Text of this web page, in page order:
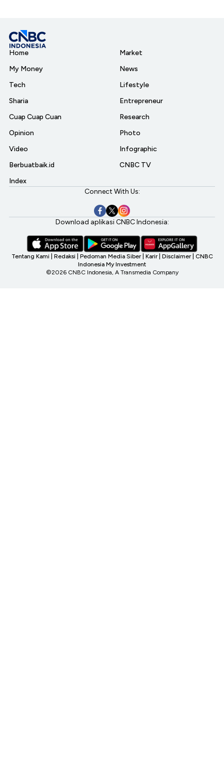
Home
My Money
Tech
Sharia
Cuap Cuap Cuan
Opinion
Video
Berbuatbaik.id
Index
Market
News
Lifestyle
Entrepreneur
Research
Photo
Infographic
CNBC TV
Connect With Us:
Download aplikasi CNBC Indonesia:
Tentang Kami Redaksi Pedoman Media Siber Karir Disclaimer CNBC
Indonesia My Investment
©2026 CNBC Indonesia, A Transmedia Company